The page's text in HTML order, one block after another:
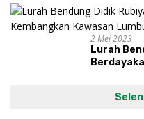
dan
2 Mei 2023
Lurah